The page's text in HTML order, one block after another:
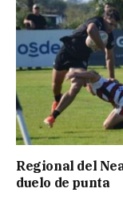
Regional del
duelo de punta